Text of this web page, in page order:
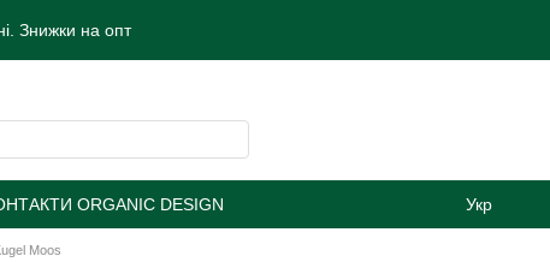
Знижки на опт
ORGANIC DESIGN Укр
Moos